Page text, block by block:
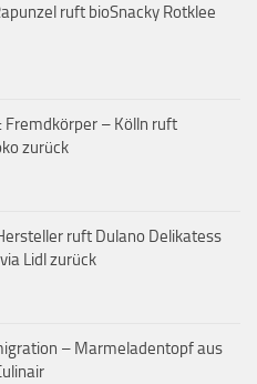
ruft bioSnacky Rotklee
Fremdkörper – Kölln ruft
zurück
ruft Dulano Delikatess
Lidl zurück
– Marmeladentopf aus